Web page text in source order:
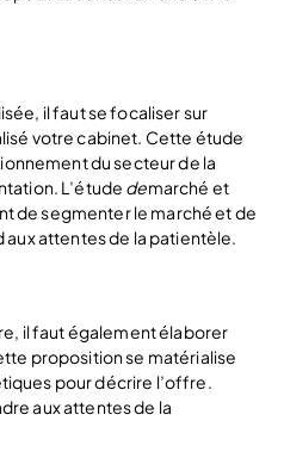
il faut se focaliser sur
votre cabinet. Cette étude
du secteur de la
L’étude demarché et
de segmenter le marché et de
attentes de la patientèle.
il faut également élaborer
proposition se matérialise
pour décrire l’offre.
aux attentes de la